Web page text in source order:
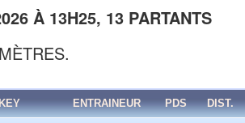
À 13H25, 13 PARTANTS
ENTRAINEUR PDS DIST.